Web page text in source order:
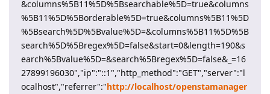
&columns%5B11%5D%5Bsearchable%5D=true&columns
%5B11%5D%5Borderable%5D=true&columns%5B11%5D
%5Bsearch%5D%5Bvalue%5D=&columns%5B11%5D%5B
search%5D%5Bregex%5D=false&start=0&length=190&s
earch%5Bvalue%5D=&search%5Bregex%5D=false&_=16
27899196030","ip":"::1","http_method":"GET","server":"l
ocalhost","referrer":"http://localhost/openstamanager